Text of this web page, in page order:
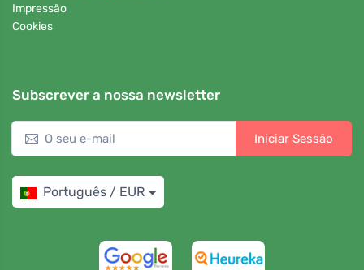
Impressão
Cookies
Subscrever a nossa newsletter
Iniciar Sessão
Português / EUR